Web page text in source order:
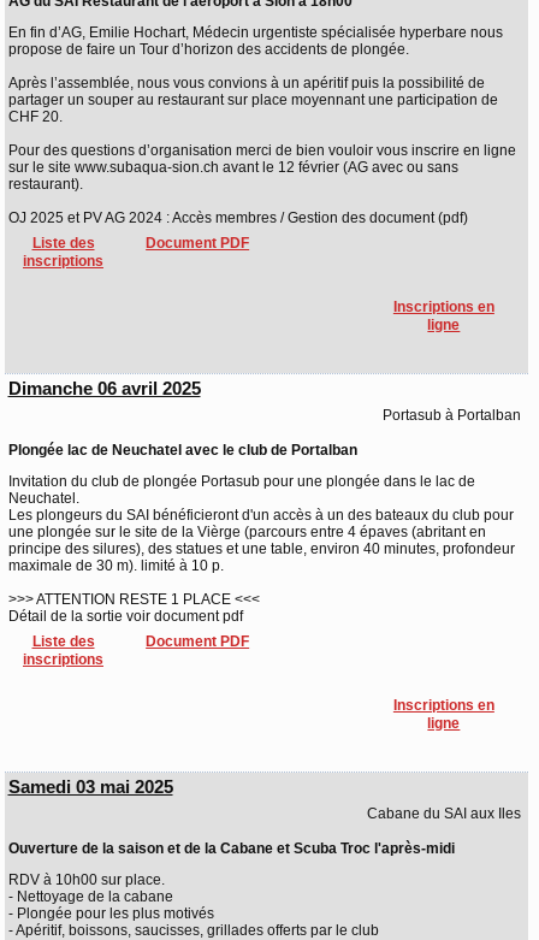
En fin d’AG, Emilie Hochart, Médecin urgentiste spécialisée hyperbare nous
propose de faire un Tour d’horizon des accidents de plongée.
Après l’assemblée, nous vous convions à un apéritif puis la possibilité de
partager un souper au restaurant sur place moyennant une participation de
CHF 20.
Pour des questions d’organisation merci de bien vouloir vous inscrire en ligne
sur le site www.subaqua-sion.ch avant le 12 février (AG avec ou sans
restaurant).
OJ 2025 et PV AG 2024 : Accès membres / Gestion des document (pdf)
Liste des
inscriptions
Document PDF
Inscriptions en
ligne
Dimanche 06 avril 2025
Portasub à Portalban
Plongée lac de Neuchatel avec le club de Portalban
Invitation du club de plongée Portasub pour une plongée dans le lac de
Neuchatel.
Les plongeurs du SAI bénéficieront d'un accès à un des bateaux du club pour
une plongée sur le site de la Vièrge (parcours entre 4 épaves (abritant en
principe des silures), des statues et une table, environ 40 minutes, profondeur
maximale de 30 m). limité à 10 p.
>>> ATTENTION RESTE 1 PLACE <<<
Détail de la sortie voir document pdf
Liste des
inscriptions
Document PDF
Inscriptions en
ligne
Samedi 03 mai 2025
Cabane du SAI aux Iles
Ouverture de la saison et de la Cabane et Scuba Troc l'après-midi
RDV à 10h00 sur place.
- Nettoyage de la cabane
- Plongée pour les plus motivés
- Apéritif, boissons, saucisses, grillades offerts par le club